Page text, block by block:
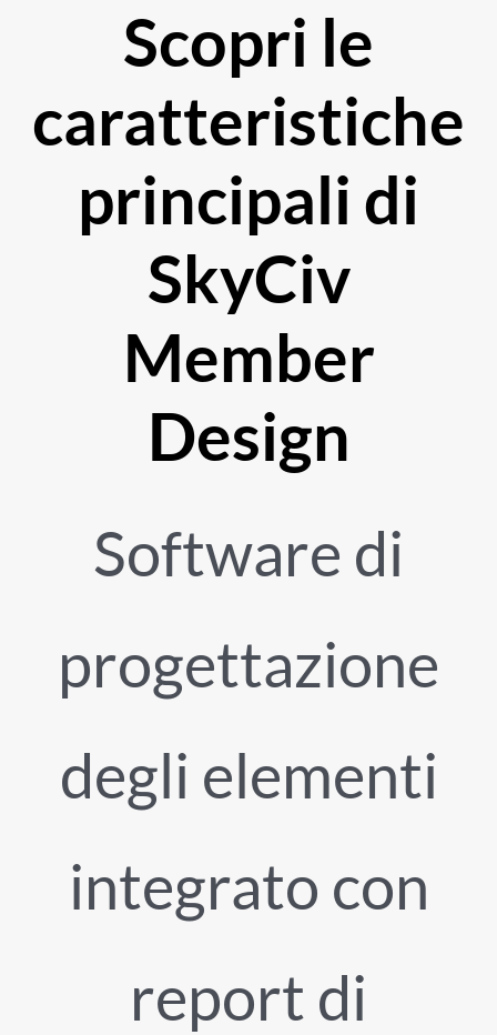
Scopri le
caratteristiche
principali di
SkyCiv
Member
Design
Software di
progettazione
degli elementi
integrato con
report di